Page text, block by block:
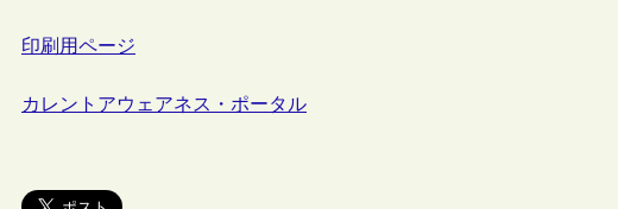
印刷用ページ
カレントアウェアネス・ポータル